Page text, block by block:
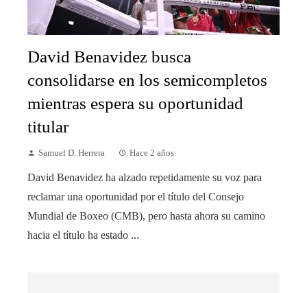
David Benavidez busca
consolidarse en los semicompletos
mientras espera su oportunidad
titular
Samuel D. Herrera Hace 2 años
David Benavidez ha alzado repetidamente su voz para
reclamar una oportunidad por el título del Consejo
Mundial de Boxeo (CMB), pero hasta ahora su camino
hacia el título ha estado ...